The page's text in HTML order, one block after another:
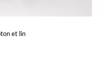
et lin